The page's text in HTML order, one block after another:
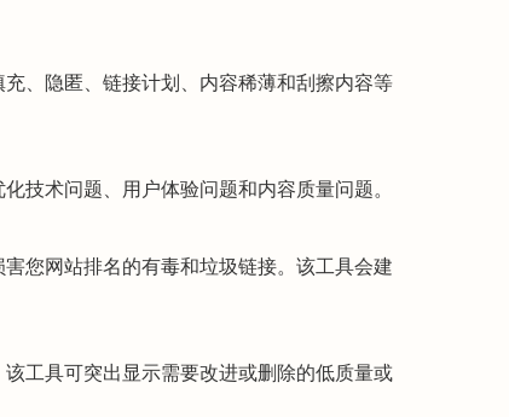
、隐匿、链接计划、内容稀薄和刮擦内容等
技术问题、用户体验问题和内容质量问题。
您网站排名的有毒和垃圾链接。该工具会建
工具可突出显示需要改进或删除的低质量或